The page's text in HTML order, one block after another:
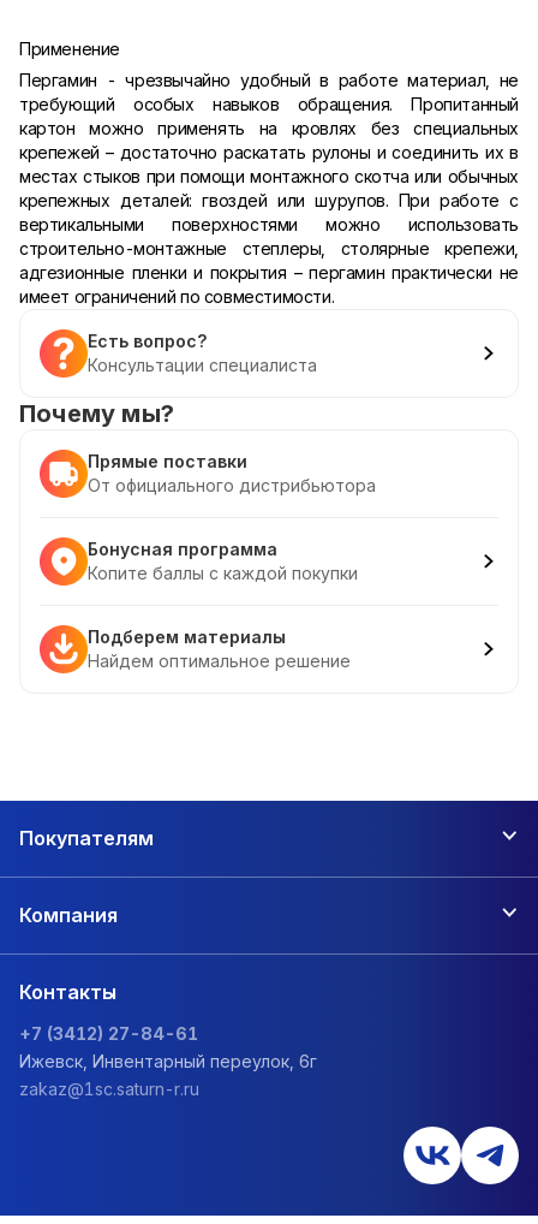
Применение
Пергамин - чрезвычайно удобный в работе материал, не
требующий особых навыков обращения. Пропитанный
картон можно применять на кровлях без специальных
крепежей – достаточно раскатать рулоны и соединить их в
местах стыков при помощи монтажного скотча или обычных
крепежных деталей: гвоздей или шурупов. При работе с
вертикальными поверхностями можно использовать
строительно-монтажные степлеры, столярные крепежи,
адгезионные пленки и покрытия – пергамин практически не
имеет ограничений по совместимости.
Есть вопрос?
Консультации специалиста
Почему мы?
Прямые поставки
От официального дистрибьютора
Бонусная программа
Копите баллы с каждой покупки
Подберем материалы
Найдем оптимальное решение
Покупателям
Компания
Контакты
+7 (3412) 27-84-61
Ижевск, Инвентарный переулок, 6г
zakaz@1sc.saturn-r.ru